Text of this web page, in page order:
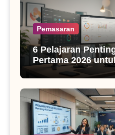
Pemasaran
6 Pelajaran
Pertama 2026